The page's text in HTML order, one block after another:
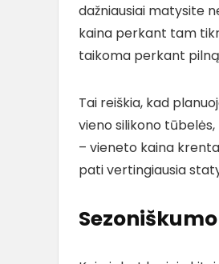
dažniausiai matysite
kaina perkant tam
taikoma perkant
Tai reiškia, kad
vieno silikono
– vieneto kaina
pati vertingiausia